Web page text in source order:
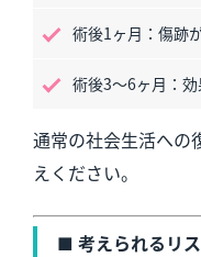
術後1ヶ月：傷跡
術後3〜6ヶ月：
通常の社会生活への
えください。
■ 考えられるリ